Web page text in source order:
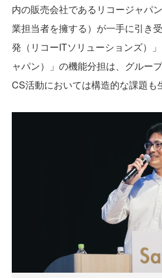
内の販売会社であるリコージャパ
業担当者を擁する）が一手に引き
発（リコーITソリューションズ）
ャパン）」の機能分担は、グルー
CS活動においては構造的な課題も